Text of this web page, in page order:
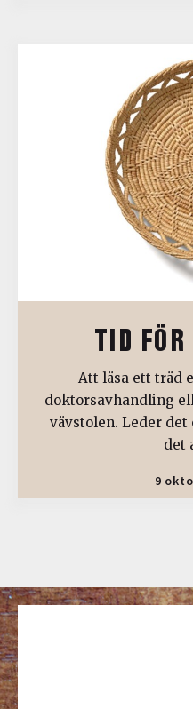
TID
Att läsa ett träd
doktorsavhandling
vävstolen. Leder
det
9